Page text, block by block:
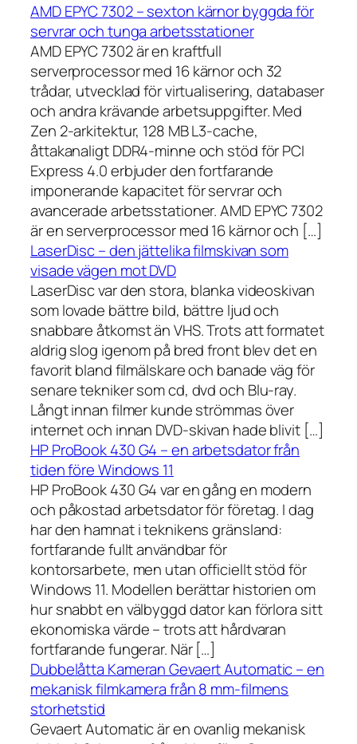
AMD EPYC 7302 – sexton kärnor byggda för
servrar och tunga arbetsstationer
AMD EPYC 7302 är en kraftfull
serverprocessor med 16 kärnor och 32
trådar, utvecklad för virtualisering, databaser
och andra krävande arbetsuppgifter. Med
Zen 2-arkitektur, 128 MB L3-cache,
åttakanaligt DDR4-minne och stöd för PCI
Express 4.0 erbjuder den fortfarande
imponerande kapacitet för servrar och
avancerade arbetsstationer. AMD EPYC 7302
är en serverprocessor med 16 kärnor och […]
LaserDisc – den jättelika filmskivan som
visade vägen mot DVD
LaserDisc var den stora, blanka videoskivan
som lovade bättre bild, bättre ljud och
snabbare åtkomst än VHS. Trots att formatet
aldrig slog igenom på bred front blev det en
favorit bland filmälskare och banade väg för
senare tekniker som cd, dvd och Blu-ray.
Långt innan filmer kunde strömmas över
internet och innan DVD-skivan hade blivit […]
HP ProBook 430 G4 – en arbetsdator från
tiden före Windows 11
HP ProBook 430 G4 var en gång en modern
och påkostad arbetsdator för företag. I dag
har den hamnat i teknikens gränsland:
fortfarande fullt användbar för
kontorsarbete, men utan officiellt stöd för
Windows 11. Modellen berättar historien om
hur snabbt en välbyggd dator kan förlora sitt
ekonomiska värde – trots att hårdvaran
fortfarande fungerar. När […]
Dubbelåtta Kameran Gevaert Automatic – en
mekanisk filmkamera från 8 mm-filmens
storhetstid
Gevaert Automatic är en ovanlig mekanisk